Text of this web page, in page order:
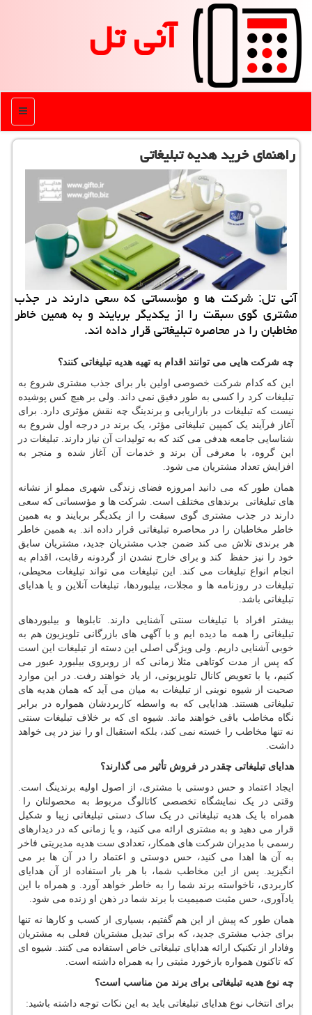
آنی تل
منو
راهنمای خرید هدیه تبلیغاتی
آنی تل: شركت ها و مؤسساتی كه سعی دارند در جذب
مشتری گوی سبقت را از یكدیگر بربایند و به همین خاطر
مخاطبان را در محاصره تبلیغاتی قرار داده اند.
چه شرکت هایی می توانند اقدام به تهیه هدیه تبلیغاتی کنند؟
این که کدام شرکت خصوصی اولین بار برای جذب مشتری شروع به
تبلیغات کرد را کسی به طور دقیق نمی داند. ولی بر هیچ کس پوشیده
نیست که تبلیغات در بازاریابی و برندینگ چه نقش مؤثری دارد. برای
آغاز فرآیند یک کمپین تبلیغاتی مؤثر، یک برند در درجه اول شروع به
شناسایی جامعه هدفی می کند که به تولیدات آن نیاز دارند. تبلیغات در
این گروه، با معرفی آن برند و خدمات آن آغاز شده و منجر به
افزایش تعداد مشتریان می شود.
همان طور که می دانید امروزه فضای زندگی شهری مملو از نشانه
های تبلیغاتی برندهای مختلف است. شرکت ها و مؤسساتی که سعی
دارند در جذب مشتری گوی سبقت را از یکدیگر بربایند و به همین
خاطر مخاطبان را در محاصره تبلیغاتی قرار داده اند. به همین خاطر
هر برندی تلاش می کند ضمن جذب مشتریان جدید، مشتریان سابق
خود را نیز حفظ کند و برای خارج نشدن از گردونه رقابت، اقدام به
انجام انواع تبلیغات می کند. این تبلیغات می تواند تبلیغات محیطی،
تبلیغات در روزنامه ها و مجلات، بیلبوردها، تبلیغات آنلاین و یا هدایای
تبلیغاتی باشد.
بیشتر افراد با تبلیغات سنتی آشنایی دارند. تابلوها و بیلبوردهای
تبلیغاتی را همه ما دیده ایم و با آگهی های بازرگانی تلویزیون هم به
خوبی آشنایی داریم. ولی ویژگی اصلی این دسته از تبلیغات این است
که پس از مدت کوتاهی مثلا زمانی که از روبروی بیلبورد عبور می
کنیم، یا با تعویض کانال تلویزیونی، از یاد خواهند رفت. در این موارد
صحبت از شیوه نوینی از تبلیغات به میان می آید که همان هدیه های
تبلیغاتی هستند. هدایایی که به واسطه کاربردشان همواره در برابر
نگاه مخاطب باقی خواهند ماند. شیوه ای که بر خلاف تبلیغات سنتی
نه تنها مخاطب را خسته نمی کند، بلکه استقبال او را نیز در پی خواهد
داشت.
هدایای تبلیغاتی چقدر در فروش تأثیر می گذارند؟
ایجاد اعتماد و حس دوستی با مشتری، از اصول اولیه برندینگ است.
وقتی در یک نمایشگاه تخصصی کاتالوگ مربوط به محصولتان را
همراه با یک هدیه تبلیغاتی در یک ساک دستی تبلیغاتی زیبا و شکیل
قرار می دهید و به مشتری ارائه می کنید، و یا زمانی که در دیدارهای
رسمی با مدیران شرکت های همکار، تعدادی ست هدیه مدیریتی فاخر
به آن ها اهدا می کنید، حس دوستی و اعتماد را در آن ها بر می
انگیزید. پس از این مخاطب شما، با هر بار استفاده از آن هدایای
کاربردی، ناخواسته برند شما را به خاطر خواهد آورد. و همراه با این
یادآوری، حس مثبت صمیمیت با برند شما در ذهن او زنده می شود.
همان طور که پیش از این هم گفتیم، بسیاری از کسب و کارها نه تنها
برای جذب مشتری جدید، که برای تبدیل مشتریان فعلی به مشتریان
وفادار از تکنیک ارائه هدایای تبلیغاتی خاص استفاده می کنند. شیوه ای
که تاکنون همواره بازخورد مثبتی را به همراه داشته است.
چه نوع هدیه تبلیغاتی برای برند من مناسب است؟
برای انتخاب نوع هدایای تبلیغاتی باید به این نکات توجه داشته باشید: